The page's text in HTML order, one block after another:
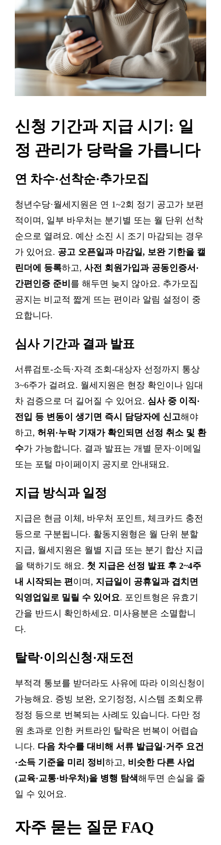
신청 기간과 지급 시기: 일
정 관리가 당락을 가릅니다
연 차수·선착순·추가모집
청년수당·월세지원은 연 1~2회 정기 공고가 보편
적이며, 일부 바우처는 분기별 또는 월 단위 선착
순으로 열려요. 예산 소진 시 조기 마감되는 경우
가 있어요. 공고 오픈일과 마감일, 보완 기한을 캘
린더에 등록하고, 사전 회원가입과 공동인증서·
간편인증 준비 를 해두면 늦지 않아요. 추가모집
공지는 비교적 짧게 뜨는 편이라 알림 설정이 중
요합니다.
심사 기간과 결과 발표
서류검토-소득·자격 조회-대상자 선정까지 통상
3~6주가 걸려요. 월세지원은 현장 확인이나 임대
차 검증으로 더 길어질 수 있어요. 심사 중 이직·
전입 등 변동이 생기면 즉시 담당자에 신고해야
하고, 허위·누락 기재가 확인되면 선정 취소 및 환
수가 가능합니다. 결과 발표는 개별 문자·이메일
또는 포털 마이페이지 공지로 안내돼요.
지급 방식과 일정
지급은 현금 이체, 바우처 포인트, 체크카드 충전
등으로 구분됩니다. 활동지원형은 월 단위 분할
지급, 월세지원은 월별 지급 또는 분기 합산 지급
을 택하기도 해요. 첫 지급은 선정 발표 후 2~4주
내 시작되는 편이며, 지급일이 공휴일과 겹치면
익영업일로 밀릴 수 있어요. 포인트형은 유효기
간을 반드시 확인하세요. 미사용분은 소멸합니
다.
탈락·이의신청·재도전
부적격 통보를 받더라도 사유에 따라 이의신청이
가능해요. 증빙 보완, 오기정정, 시스템 조회오류
정정 등으로 번복되는 사례도 있습니다. 다만 정
원 초과로 인한 커트라인 탈락은 번복이 어렵습
니다. 다음 차수를 대비해 서류 발급일·거주 요건
·소득 기준을 미리 정비 하고, 비슷한 다른 사업
(교육·교통·바우처)을 병행 탐색해두면 손실을 줄
일 수 있어요.
자주 묻는 질문 FAQ